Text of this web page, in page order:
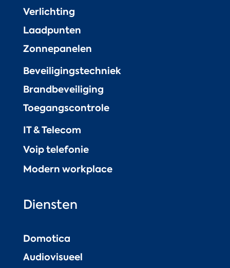
Verlichting
Laadpunten
Zonnepanelen
Beveiligingstechniek
Brandbeveiliging
Toegangscontrole
IT & Telecom
Voip telefonie
Modern workplace
Diensten
Domotica
Audiovisueel